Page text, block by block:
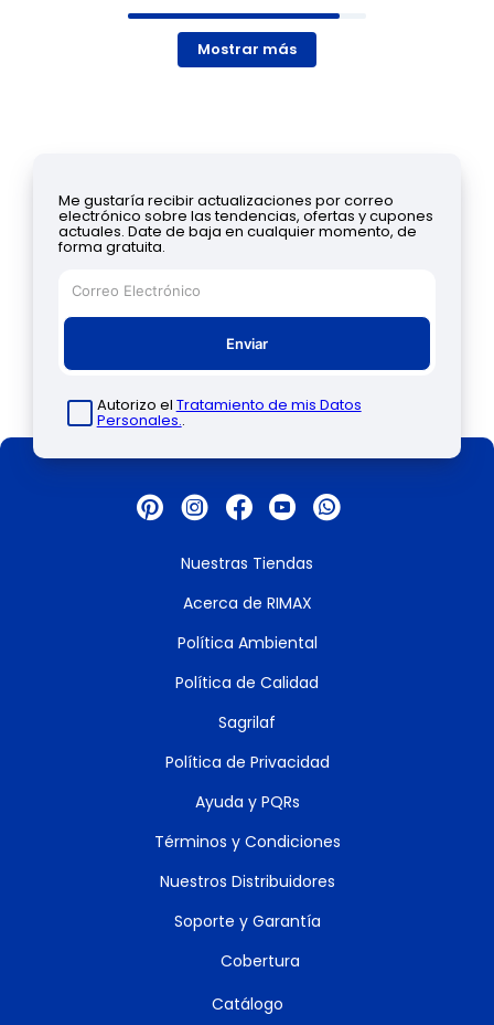
Mostrar más
Me gustaría recibir actualizaciones por correo
electrónico sobre las tendencias, ofertas y cupones
actuales. Date de baja en cualquier momento, de
forma gratuita.
Enviar
Autorizo el Tratamiento de mis Datos
Personales..
Nuestras Tiendas
Acerca de RIMAX
Política Ambiental
Política de Calidad
Sagrilaf
Política de Privacidad
Ayuda y PQRs
Términos y Condiciones
Nuestros Distribuidores
Soporte y Garantía
Cobertura
Catálogo